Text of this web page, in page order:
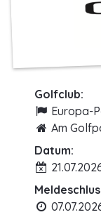
Golfclub:
Europa-
Am
Datum: